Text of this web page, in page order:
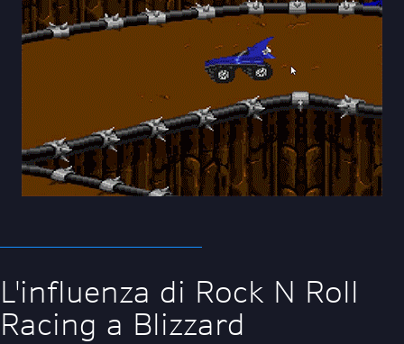
L'influenza di Rock N Roll
Racing a Blizzard